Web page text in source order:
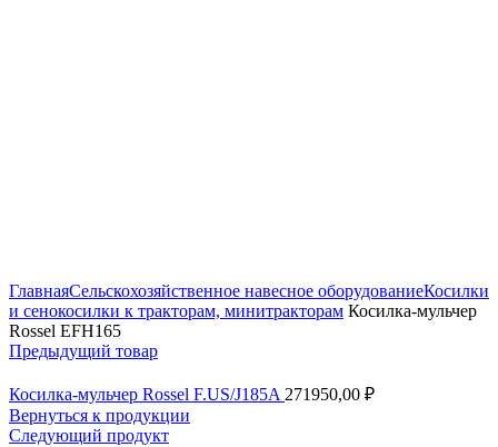
ГлавнаяСельскохозяйственное навесное оборудованиеКосилки
и сенокосилки к тракторам, минитракторам Косилка-мульчер
Rossel EFH165
Предыдущий товар
Косилка-мульчер Rossel F.US/J185A 271950,00 ₽
Вернуться к продукции
Следующий продукт